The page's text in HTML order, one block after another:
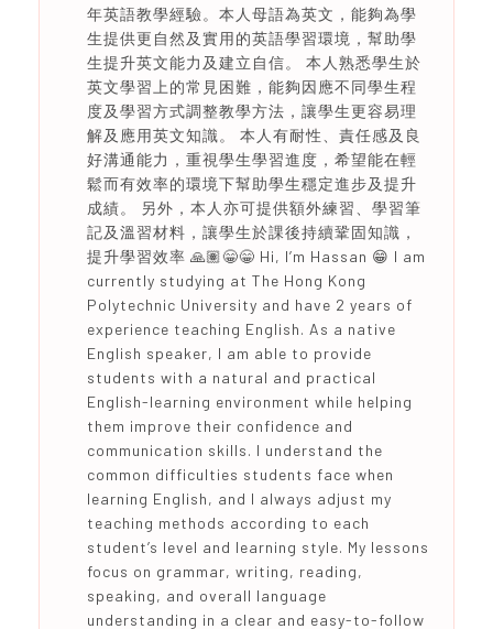
年英語教學經驗。本人母語為英文，能夠為學
生提供更自然及實用的英語學習環境，幫助學
生提升英文能力及建立自信。 本人熟悉學生於
英文學習上的常見困難，能夠因應不同學生程
度及學習方式調整教學方法，讓學生更容易理
解及應用英文知識。 本人有耐性、責任感及良
好溝通能力，重視學生學習進度，希望能在輕
鬆而有效率的環境下幫助學生穩定進步及提升
成績。 另外，本人亦可提供額外練習、學習筆
記及溫習材料，讓學生於課後持續鞏固知識，
提升學習效率 🙏🏽😁😁 Hi, I’m Hassan 😁 I am
currently studying at The Hong Kong
Polytechnic University and have 2 years of
experience teaching English. As a native
English speaker, I am able to provide
students with a natural and practical
English-learning environment while helping
them improve their confidence and
communication skills. I understand the
common difficulties students face when
learning English, and I always adjust my
teaching methods according to each
student’s level and learning style. My lessons
focus on grammar, writing, reading,
speaking, and overall language
understanding in a clear and easy-to-follow